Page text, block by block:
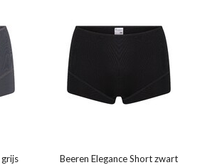
grijs Beeren Elegance Short zwart